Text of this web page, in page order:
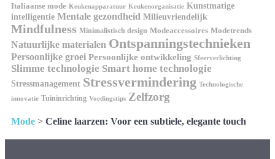
Italiaanse mode Keukenapparatuur Keukenorganisatie Kunstmatige
intelligentie Mentale gezondheid Milieuvriendelijk
Mindfulness Minimalistisch design Modeaccessoires Modetrends
Natuurlijke materialen Ontspanningstechnieken
Persoonlijke groei Persoonlijke ontwikkeling Sfeerverlichting
Slimme technologie Smart home technologie
Stressmanagement Stressvermindering Technologische
innovatie Tuininrichting Voedingstips Zelfzorg
Mode > Celine laarzen: Voor een subtiele, elegante touch